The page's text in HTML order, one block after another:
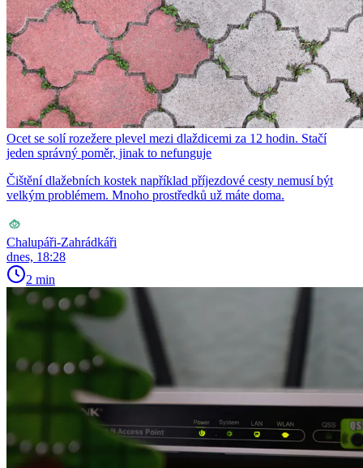
Ocet se solí rozežere plevel mezi dlaždicemi za 12 hodin. Stačí
jeden správný poměr, jinak to nefunguje
Čištění dlažebních kostek například příjezdové cesty nemusí být
velkým problémem. Mnoho prostředků už máte doma.
Chalupáři-Zahrádkáři
dnes, 18:28
2 min